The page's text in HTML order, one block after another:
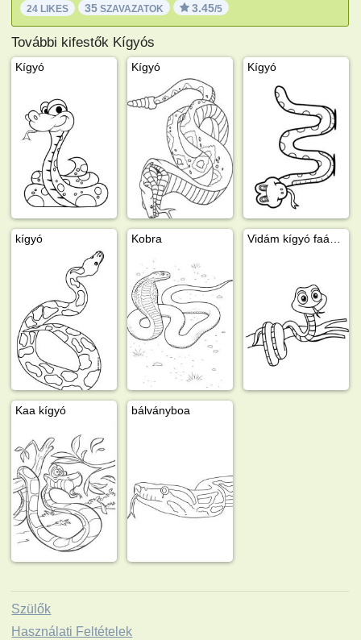
24 LIKES 35 SZAVAZATOK 3.45/5
További kifestők Kígyós
Kígyó Kígyó Kígyó
kígyó Kobra
Kaa kígyó bálványboa
Szülők
Használati Feltételek